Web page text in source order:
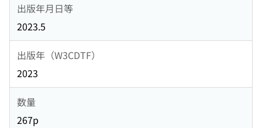
出版年月日等
2023.5
出版年（W3CDTF）
2023
数量
267p